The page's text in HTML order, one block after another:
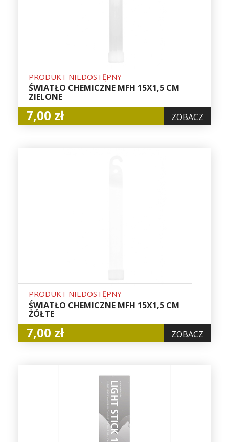
PRODUKT NIEDOSTĘPNY
ŚWIATŁO CHEMICZNE MFH 15X1,5 CM
ZIELONE
7,00 zł ZOBACZ
PRODUKT NIEDOSTĘPNY
ŚWIATŁO CHEMICZNE MFH 15X1,5 CM
ŻÓŁTE
7,00 zł ZOBACZ